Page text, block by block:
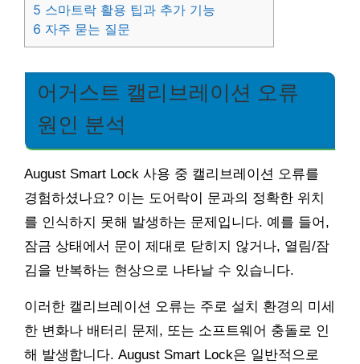
5 스마트락 활용 팁과 추가 기능
6 자주 묻는 질문
어거스트 캘리브레이션 오류
원인 분석
August Smart Lock 사용 중 캘리브레이션 오류를
경험하셨나요? 이는 도어락이 문과의 정확한 위치
를 인식하지 못해 발생하는 문제입니다. 예를 들어,
잠금 상태에서 문이 제대로 닫히지 않거나, 열림/잠
김을 반복하는 현상으로 나타날 수 있습니다.
이러한 캘리브레이션 오류는 주로 설치 환경의 미세
한 변화나 배터리 문제, 또는 소프트웨어 충돌로 인
해 발생합니다. August Smart Lock은 일반적으로